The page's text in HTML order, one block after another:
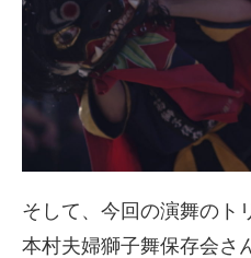
そして、今回の演舞のト
本村夫婦獅子舞保存会さ